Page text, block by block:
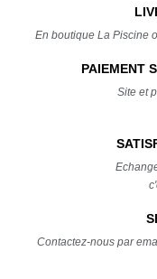
En boutique La Piscine
PAIEMENT
Site et
Contactez-nous par